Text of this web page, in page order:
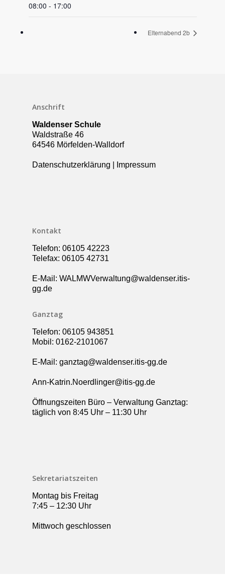
08:00 - 17:00
Elternabend 2b
Anschrift
Waldenser Schule
Waldstraße 46
64546 Mörfelden-Walldorf
Datenschutzerklärung Impressum
Kontakt
Telefon: 06105 42223
Telefax: 06105 42731
E-Mail: WALMWVerwaltung@waldenser.itis-
gg.de
Ganztag
Telefon: 06105 943851
Mobil: 0162-2101067
E-Mail: ganztag@waldenser.itis-gg.de
Ann-Katrin.Noerdlinger@itis-gg.de
Öffnungszeiten Büro – Verwaltung Ganztag:
täglich von 8:45 Uhr – 11:30 Uhr
Sekretariatszeiten
Montag bis Freitag
7:45 – 12:30 Uhr
Mittwoch geschlossen
Rundgang